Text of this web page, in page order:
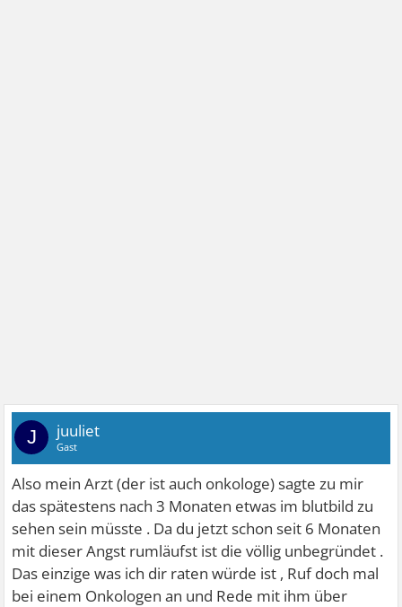
J juuliet
Gast
Also mein Arzt (der ist auch onkologe) sagte zu mir
das spätestens nach 3 Monaten etwas im blutbild zu
sehen sein müsste . Da du jetzt schon seit 6 Monaten
mit dieser Angst rumläufst ist die völlig unbegründet .
Das einzige was ich dir raten würde ist , Ruf doch mal
bei einem Onkologen an und Rede mit ihm über